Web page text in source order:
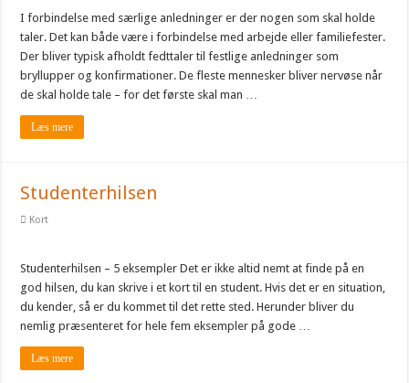
I forbindelse med særlige anledninger er der nogen som skal holde
taler. Det kan både være i forbindelse med arbejde eller familiefester.
Der bliver typisk afholdt fedttaler til festlige anledninger som
bryllupper og konfirmationer. De fleste mennesker bliver nervøse når
de skal holde tale – for det første skal man …
Læs mere
Studenterhilsen
Kort
Studenterhilsen – 5 eksempler Det er ikke altid nemt at finde på en
god hilsen, du kan skrive i et kort til en student. Hvis det er en situation,
du kender, så er du kommet til det rette sted. Herunder bliver du
nemlig præsenteret for hele fem eksempler på gode …
Læs mere